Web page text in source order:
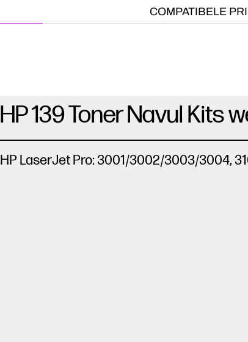
COMPATIBELE
HP 139 Toner Navul Kits
HP LaserJet Pro: 3001/3002/3003/3004,